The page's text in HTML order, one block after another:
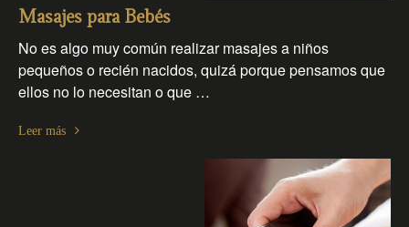
Masajes para Bebés
No es algo muy común realizar masajes a niños
pequeños o recién nacidos, quizá porque pensamos que
ellos no lo necesitan o que …
Leer más